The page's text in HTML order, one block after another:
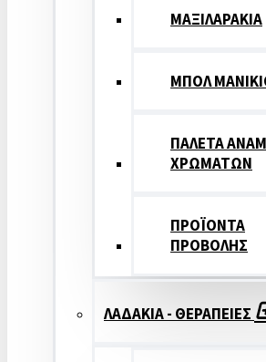
ΜΑΞΙΛΑΡΑΚΙΑ
ΜΠΟΛ
ΠΑΛΕΤΑ
ΧΡΩΜΑΤΩΝ
ΠΡΟΪΟΝΤΑ
ΠΡΟΒΟΛΗΣ
ΛΑΔΑΚΙΑ - ΘΕΡΑΠΕΙΕΣ